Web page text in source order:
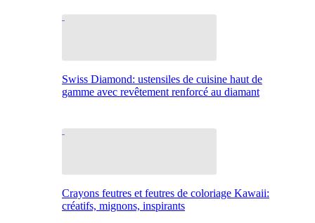
Swiss Diamond: ustensiles de cuisine haut de
gamme avec revêtement renforcé au diamant
Crayons feutres et feutres de coloriage Kawaii:
créatifs, mignons, inspirants